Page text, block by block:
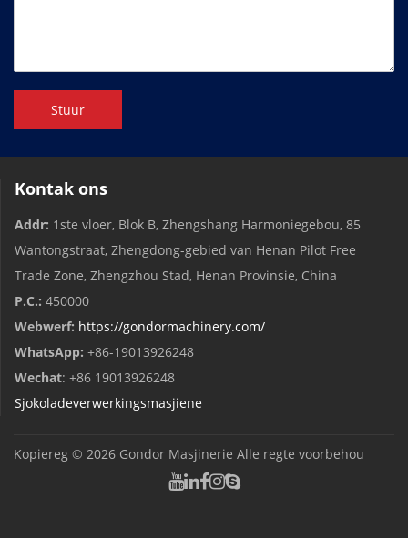
Stuur
Kontak ons
Addr: 1ste vloer, Blok B, Zhengshang Harmoniegebou, 85
Wantongstraat, Zhengdong-gebied van Henan Pilot Free
Trade Zone, Zhengzhou Stad, Henan Provinsie, China
P.C.: 450000
Webwerf: https://gondormachinery.com/
WhatsApp: +86-19013926248
Wechat: +86 19013926248
Sjokoladeverwerkingsmasjiene
Kopiereg © 2026 Gondor Masjinerie Alle regte voorbehou